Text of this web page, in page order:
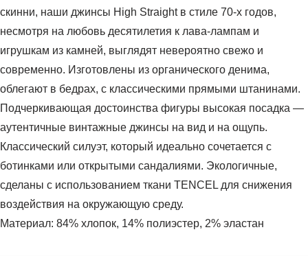
скинни, наши джинсы High Straight в стиле 70-х годов,
несмотря на любовь десятилетия к лава-лампам и
игрушкам из камней, выглядят невероятно свежо и
современно. Изготовлены из органического денима,
облегают в бедрах, с классическими прямыми штанинами.
Подчеркивающая достоинства фигуры высокая посадка —
аутентичные винтажные джинсы на вид и на ощупь.
Классический силуэт, который идеально сочетается с
ботинками или открытыми сандалиями. Экологичные,
сделаны с использованием ткани TENCEL для снижения
воздействия на окружающую среду.
Материал: 84% хлопок, 14% полиэстер, 2% эластан